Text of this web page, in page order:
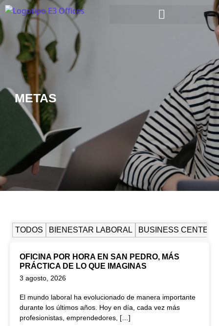
METAS
OFICINA POR HORA EN SAN PEDRO, MÁS
PRÁCTICA DE LO QUE IMAGINAS
3 agosto, 2026
El mundo laboral ha evolucionado de manera importante
durante los últimos años. Hoy en día, cada vez más
profesionistas, emprendedores, […]
TODOS BIENESTAR LABORAL BUSINESS CENTER